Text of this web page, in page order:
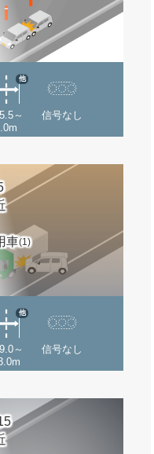
～
他
信号なし
車(1)
～
他
信号なし